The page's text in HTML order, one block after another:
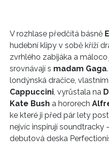
V rozhlase předčítá básně
hudební klipy v sobě kříží
zvrhlého zabijáka a
srovnávají s madam Gaga
londýnská dračice,
Cappuccini, vyrůstala na
Kate Bush a hororech
ke které ji před pár lety
nejvíc inspirují soundtracky
debutová deska